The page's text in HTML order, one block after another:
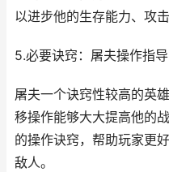
以进步他的生存能力、攻
5.必要诀窍：屠夫操作指导
屠夫一个诀窍性较高的英
移操作能够大大提高他的
的操作诀窍，帮助玩家更
敌人。